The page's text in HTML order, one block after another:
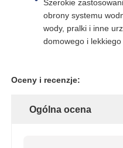
Szerokie
obrony systemu
wody, pralki i inne
domowego i
Oceny i recenzje:
Ogólna ocena